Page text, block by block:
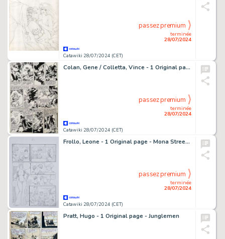
Catawiki 28/07/2024 (CET)
terminée
28/07/2024
passez premium
Colan, Gene / Colletta, Vince - 1 Original page - Doctor Strange #47 - 1ère apparition de Ikonn - 1981
Catawiki 28/07/2024 (CET)
terminée
28/07/2024
passez premium
Frollo, Leone - 1 Original page - Mona Street - Il club di madame
Catawiki 28/07/2024 (CET)
terminée
28/07/2024
passez premium
Pratt, Hugo - 1 Original page - Junglemen